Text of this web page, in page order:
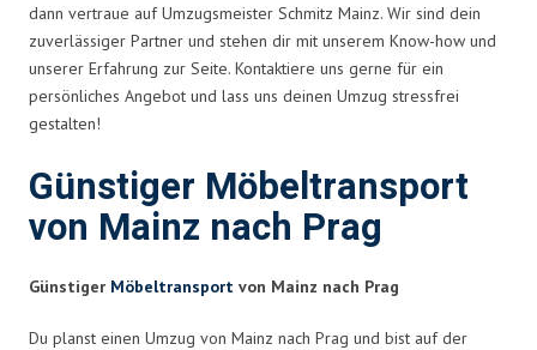
dann vertraue auf Umzugsmeister Schmitz Mainz. Wir sind dein
zuverlässiger Partner und stehen dir mit unserem Know-how und
unserer Erfahrung zur Seite. Kontaktiere uns gerne für ein
persönliches Angebot und lass uns deinen Umzug stressfrei
gestalten!
Günstiger Möbeltransport
von Mainz nach Prag
Günstiger Möbeltransport von Mainz nach Prag
Du planst einen Umzug von Mainz nach Prag und bist auf der